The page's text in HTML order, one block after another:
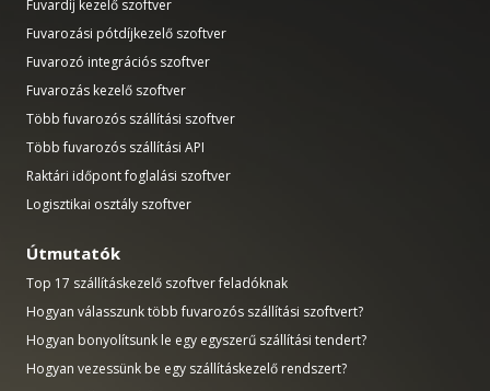
Fuvardíj kezelő szoftver
Fuvarozási pótdíjkezelő szoftver
Fuvarozó integrációs szoftver
Fuvarozás kezelő szoftver
Több fuvarozós szállítási szoftver
Több fuvarozós szállítási API
Raktári időpont foglalási szoftver
Logisztikai osztály szoftver
Útmutatók
Top 17 szállításkezelő szoftver feladóknak
Hogyan válasszunk több fuvarozós szállítási szoftvert?
Hogyan bonyolítsunk le egy egyszerű szállítási tendert?
Hogyan vezessünk be egy szállításkezelő rendszert?